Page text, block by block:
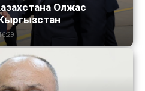
Олжас